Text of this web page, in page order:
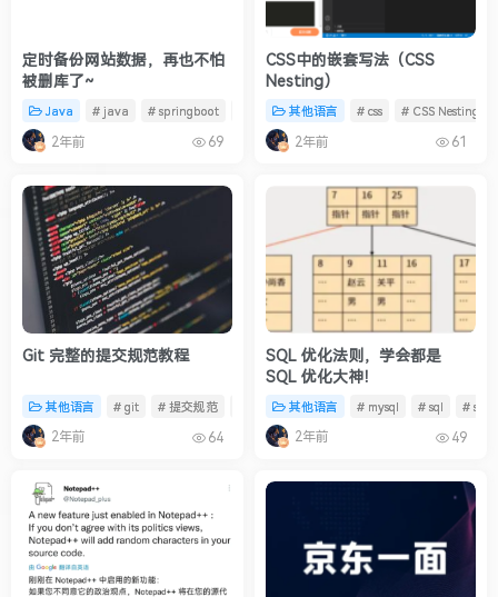
定时备份网站数据，再也不怕
被删库了~
Java # java # springboot # mysql
2年前 69
CSS中的嵌套写法（CSS
Nesting）
其他语言 # css # CSS Nesting
2年前 61
Git 完整的提交规范教程
其他语言 # git # 提交规范 # 约定式提交
2年前 64
SQL 优化法则，学会都是
SQL 优化大神！
其他语言 # mysql # sql # sql
2年前 49